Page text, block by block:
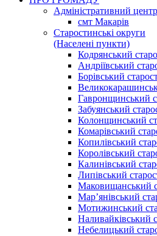
Aдміністративний центр
смт Макарів
Старостинські округи
(Населені пункти)
Кодрянський
Андріївський
Борівський
Гавронщинський
Забуянський
Колонщинський
Комарівський
Копилівський
Королівський
Калинівський
Липівський
Маковищанський
Мар’янівський
Мотижинський
Наливайківський
Небелицький